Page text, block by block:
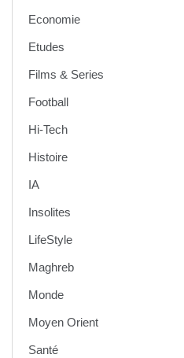
Economie
Etudes
Films & Series
Football
Hi-Tech
Histoire
IA
Insolites
LifeStyle
Maghreb
Monde
Moyen Orient
Santé